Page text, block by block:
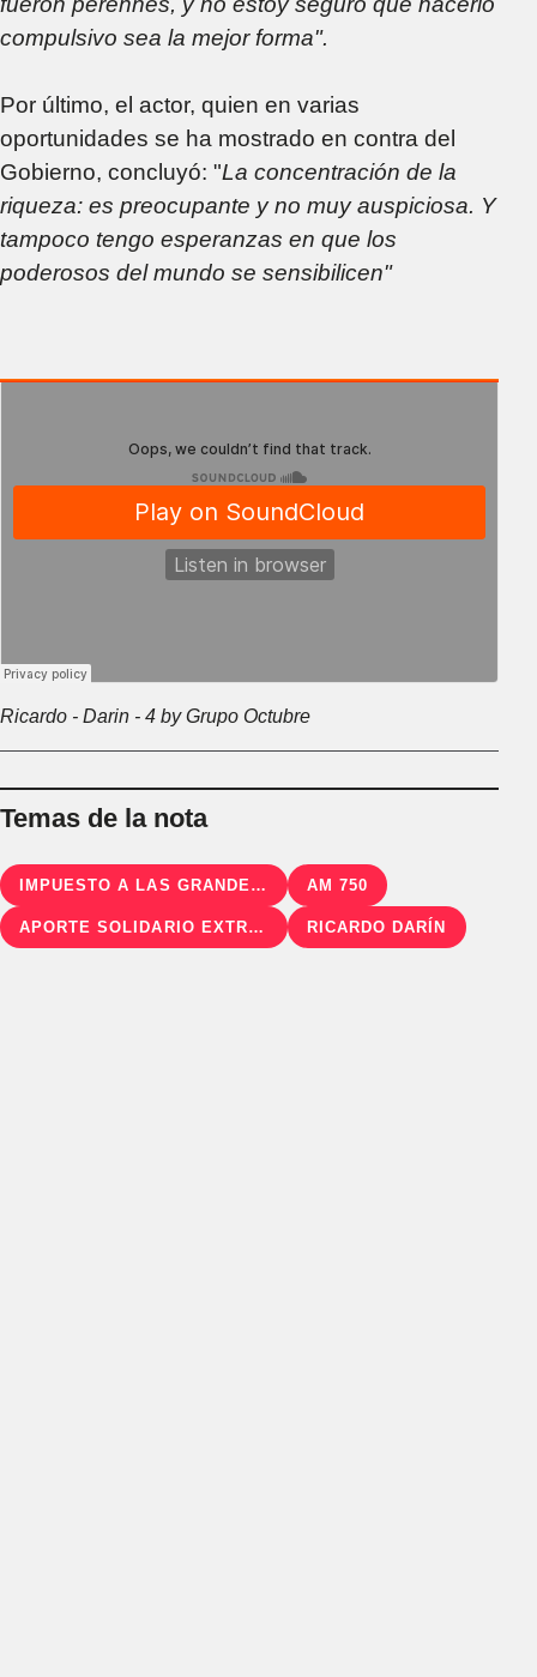
compulsivo sea la mejor forma".
Por último, el actor, quien en varias
oportunidades se ha mostrado en contra del
Gobierno, concluyó: "La concentración de la
riqueza: es preocupante y no muy auspiciosa. Y
tampoco tengo esperanzas en que los
poderosos del mundo se sensibilicen"
Ricardo - Darin - 4 by Grupo Octubre
Temas de la nota
IMPUESTO A LAS GRANDES FORTUNAS AM 750
APORTE SOLIDARIO EXTRAORDINARIO RICARDO DARÍN